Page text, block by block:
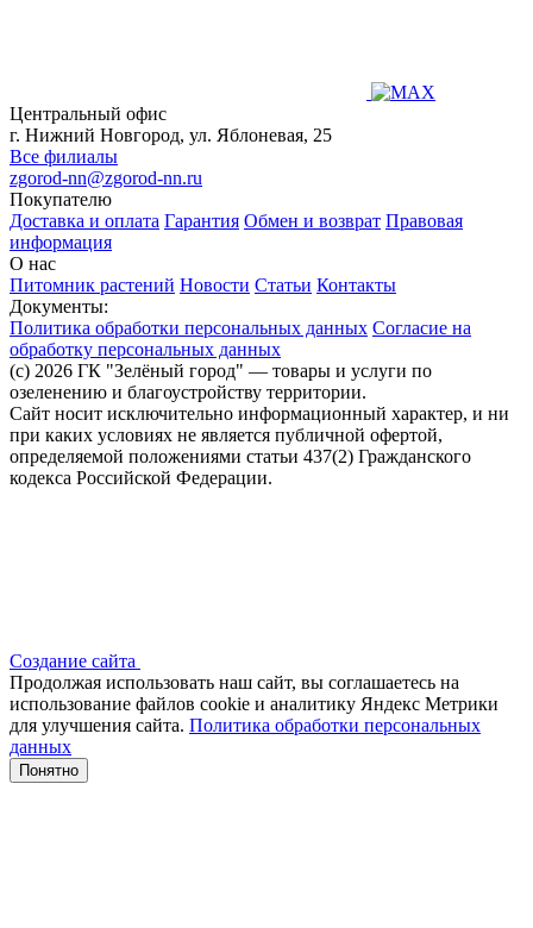
Центральный офис
г. Нижний Новгород, ул. Яблоневая, 25
Все филиалы
zgorod-nn@zgorod-nn.ru
Покупателю
Доставка и оплата Гарантия Обмен и возврат Правовая
информация
О нас
Питомник растений Новости Статьи Контакты
Документы:
Политика обработки персональных данных Согласие на
обработку персональных данных
(c) 2026 ГК "Зелёный город" — товары и услуги по
озеленению и благоустройству территории.
Сайт носит исключительно информационный характер, и ни
при каких условиях не является публичной офертой,
определяемой положениями статьи 437(2) Гражданского
кодекса Российской Федерации.
Создание сайта
Продолжая использовать наш сайт, вы соглашаетесь на
использование файлов сооkіе и аналитику Яндекс Метрики
для улучшения сайта. Политика обработки персональных
данных
Понятно